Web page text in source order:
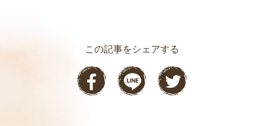
この記事をシェアする